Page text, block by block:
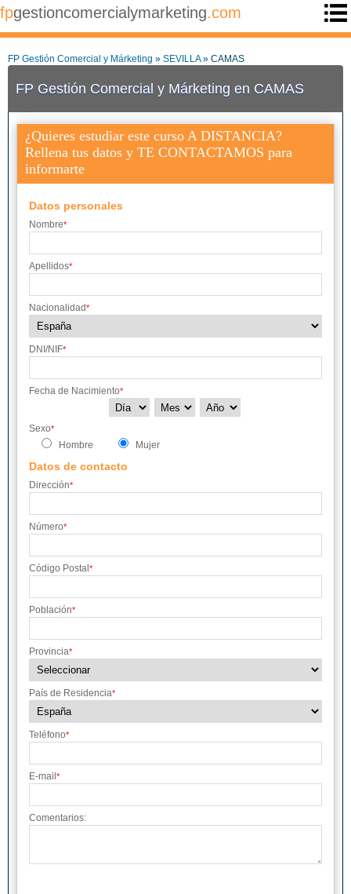
fpgestioncomercialymarketing.com
FP Gestión Comercial y Márketing » SEVILLA» CAMAS
FP Gestión Comercial y Márketing en CAMAS
¿Quieres estudiar este curso A DISTANCIA?
Rellena tus datos y TE CONTACTAMOS para
informarte
Datos personales
Nombre*
Apellidos*
Nacionalidad*
DNI/NIF*
Fecha de Nacimiento*
Sexo*
Hombre Mujer
Datos de contacto
Dirección*
Número*
Código Postal *
Población*
Provincia*
País de Residencia*
Teléfono*
E-mail *
Comentarios: